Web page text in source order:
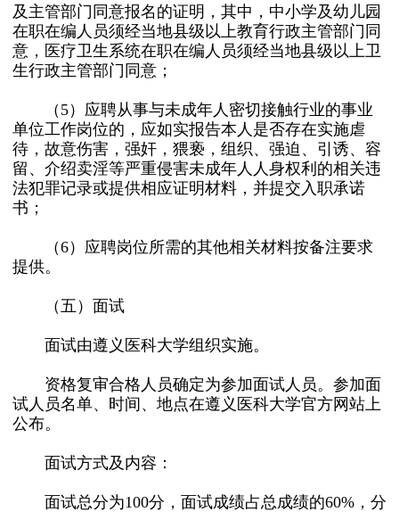
及主管部门同意报名的证明，其中，中小学及幼儿园
在职在编人员须经当地县级以上教育行政主管部门同
意，医疗卫生系统在职在编人员须经当地县级以上卫
生行政主管部门同意；
（5）应聘从事与未成年人密切接触行业的事业
单位工作岗位的，应如实报告本人是否存在实施虐
待，故意伤害，强奸，猥亵，组织、强迫、引诱、容
留、介绍卖淫等严重侵害未成年人人身权利的相关违
法犯罪记录或提供相应证明材料，并提交入职承诺
书；
（6）应聘岗位所需的其他相关材料按备注要求
提供。
（五）面试
面试由遵义医科大学组织实施。
资格复审合格人员确定为参加面试人员。参加面
试人员名单、时间、地点在遵义医科大学官方网站上
公布。
面试方式及内容：
面试总分为100分，面试成绩占总成绩的60%，分